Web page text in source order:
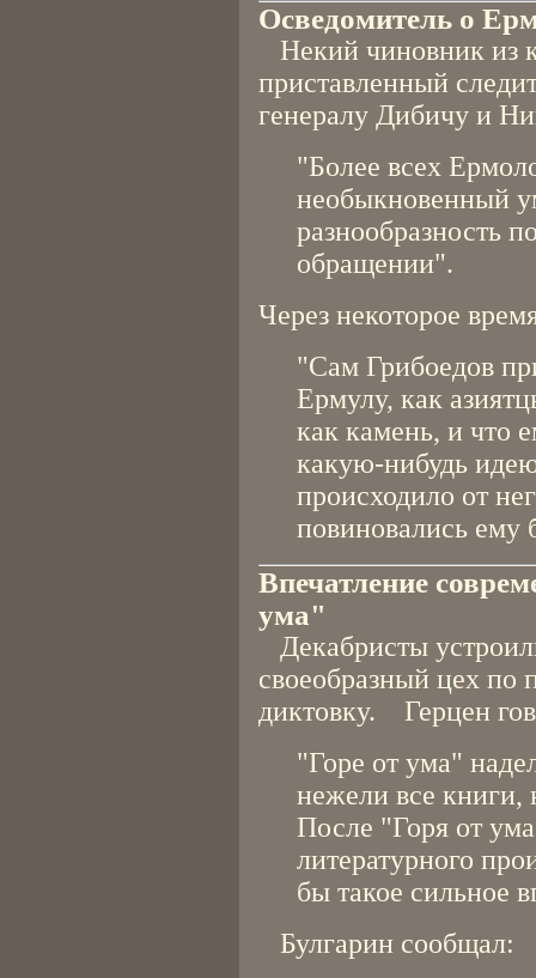
Осведомитель о
Некий чиновник из
приставленный
генералу Дибичу и
"Более всех
необыкновенный
разнообразность
обращении".
Через некоторое
"Сам Грибоедов
Ермулу, как
как камень, и что
какую-нибудь
происходило от
повиновались ему
Впечатление
ума"
Декабристы
своеобразный цех
диктовку. Герцен
"Горе от ума"
нежели все книги,
После "Горя от
литературного
бы такое сильное
Булгарин сообщал: